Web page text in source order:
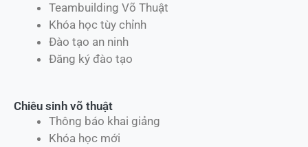
Teambuilding Võ Thuật
Khóa học tùy chỉnh
Đào tạo an ninh
Đăng ký đào tạo
Chiêu sinh võ thuật
Thông báo khai giảng
Khóa học mới